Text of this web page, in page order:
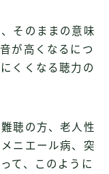
そのままの意味
が高くなるにつ
くくなる聴力の
聴の方、老人性
ニエール病、突
て、このように